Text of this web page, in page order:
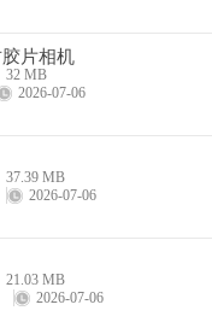
片相机
32 MB
2026-07-06
37.39 MB
2026-07-06
21.03 MB
2026-07-06